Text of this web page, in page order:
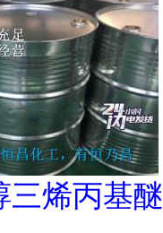
三烯丙基醚